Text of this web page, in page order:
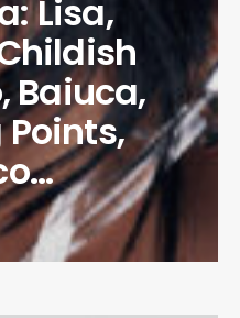
Lisa,
Baiuca,